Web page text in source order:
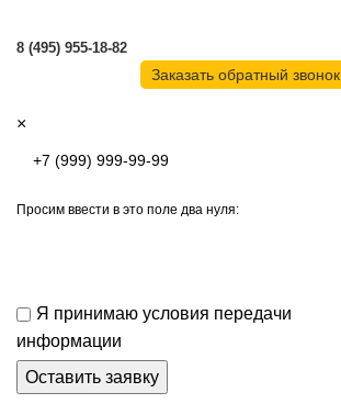
8 (495) 955-18-82
Заказать обратный звонок
×
Просим ввести в это поле два нуля:
Я принимаю условия передачи
информации